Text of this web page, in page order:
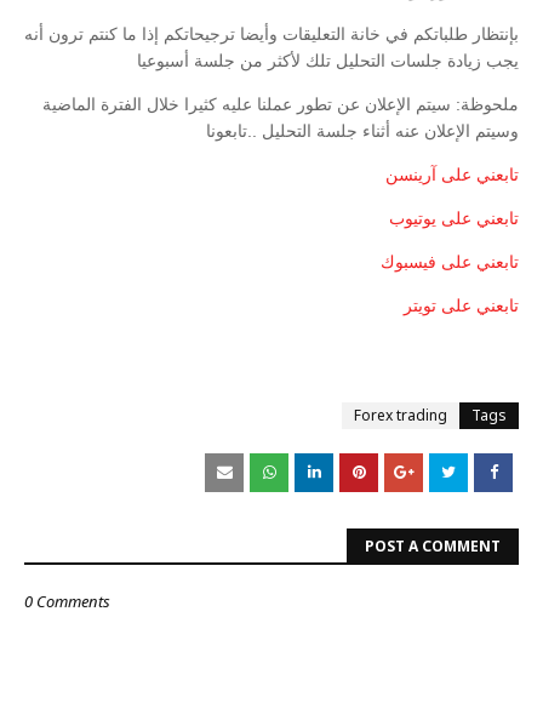
بإنتظار طلباتكم في خانة التعليقات وأيضا ترجيحاتكم إذا ما كنتم ترون أنه
يجب زيادة جلسات التحليل تلك لأكثر من جلسة أسبوعيا
ملحوظة: سيتم الإعلان عن تطور عملنا عليه كثيرا خلال الفترة الماضية
وسيتم الإعلان عنه أثناء جلسة التحليل ..تابعونا
تابعني على آرينسن
تابعني على يوتيوب
تابعني على فيسبوك
تابعني على تويتر
Tags
Forex trading
POST A COMMENT
0 Comments